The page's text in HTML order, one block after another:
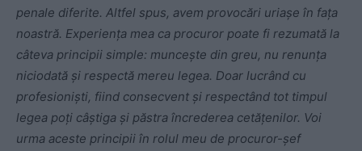
penale diferite. Altfel spus, avem provocări uriașe în fața
noastră. Experiența mea ca procuror poate fi rezumată la
câteva principii simple: muncește din greu, nu renunța
niciodată și respectă mereu legea. Doar lucrând cu
profesioniști, fiind consecvent și respectând tot timpul
legea poți câștiga și păstra încrederea cetățenilor. Voi
urma aceste principii în rolul meu de procuror-șef